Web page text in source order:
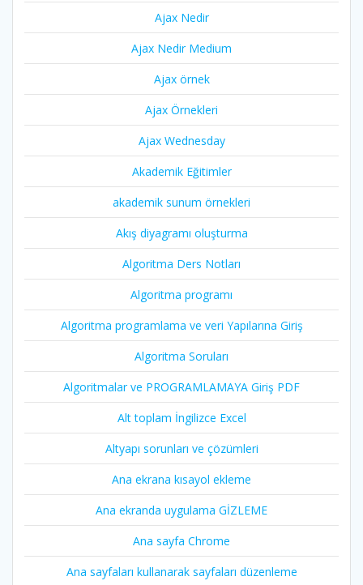
Ajax Nedir
Ajax Nedir Medium
Ajax örnek
Ajax Örnekleri
Ajax Wednesday
Akademik Eğitimler
akademik sunum örnekleri
Akış diyagramı oluşturma
Algoritma Ders Notları
Algoritma programı
Algoritma programlama ve veri Yapılarına Giriş
Algoritma Soruları
Algoritmalar ve PROGRAMLAMAYA Giriş PDF
Alt toplam İngilizce Excel
Altyapı sorunları ve çözümleri
Ana ekrana kısayol ekleme
Ana ekranda uygulama GİZLEME
Ana sayfa Chrome
Ana sayfaları kullanarak sayfaları düzenleme